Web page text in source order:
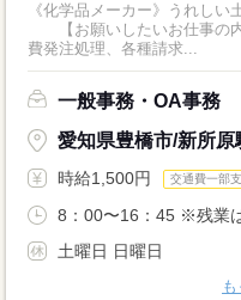
《化学品メーカー》うれしい
【お願いしたいお仕事の内
費発注処理、各種請求...
一般事務・OA事務
愛知県豊橋市/新所原
時給1,500円 交通費一部
8：00〜16：45 ※残業
土曜日 日曜日